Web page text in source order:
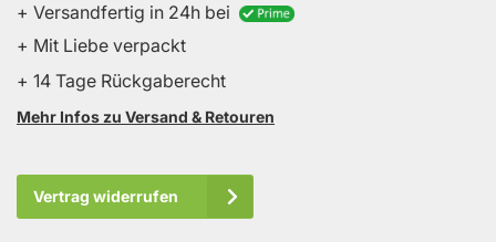
+ Versandfertig in 24h bei
+ Mit Liebe verpackt
+ 14 Tage Rückgaberecht
Mehr Infos zu Versand & Retouren
Vertrag widerrufen